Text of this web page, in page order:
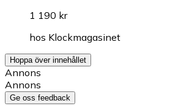
1 190 kr
hos Klockmagasinet
Hoppa över innehållet
Annons
Annons
Ge oss feedback